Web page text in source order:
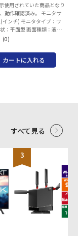
使用されていた商品となり
確認済み。 モニタサ
インチ) モニタタイプ：ワ
：平面型 画面種類：液晶
○ アスペクト比：16：9
：1920x1080 HDR方式：
：1677万色 表示領域：
mm 応答速度：
DisplayPort：31～183.1
ュレート(垂直走査周波
121 Hz DisplayPort：59.9
消費電力：48 W バックライ
ライト フリッカーフリー：
DisplayPortx1 スピ
音声出力端子：○ HDCP：○
VESAマウント：○ ゲーミ
○ ブルーライト軽減：○
面回転)：○ スイーベル機
○ チルト機能(垂直角度調
(0)
カートに入れる
すべて見る
3